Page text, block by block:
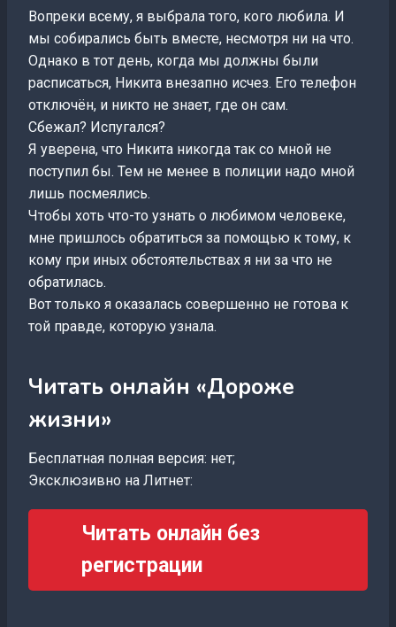
Вопреки всему, я выбрала того, кого любила. И
мы собирались быть вместе, несмотря ни на что.
Однако в тот день, когда мы должны были
расписаться, Никита внезапно исчез. Его телефон
отключён, и никто не знает, где он сам.
Сбежал? Испугался?
Я уверена, что Никита никогда так со мной не
поступил бы. Тем не менее в полиции надо мной
лишь посмеялись.
Чтобы хоть что-то узнать о любимом человеке,
мне пришлось обратиться за помощью к тому, к
кому при иных обстоятельствах я ни за что не
обратилась.
Вот только я оказалась совершенно не готова к
той правде, которую узнала.
Читать онлайн «Дороже
жизни»
Бесплатная полная версия: нет;
Эксклюзивно на Литнет:
Читать онлайн без
регистрации